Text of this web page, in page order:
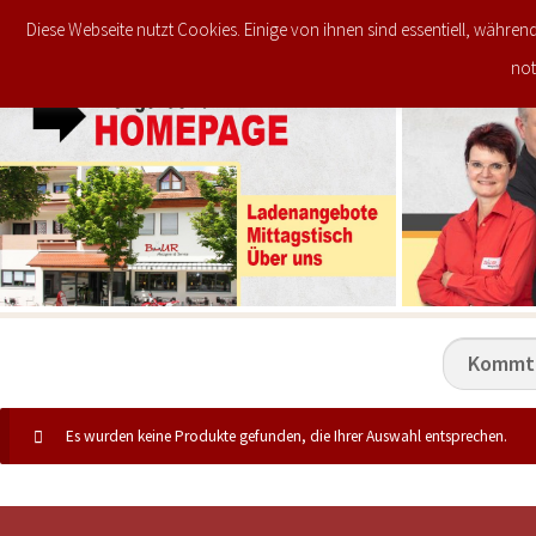
JETZT IM ANGEBOT STARTSEITE
Es wurden keine Produkte gefunden, die Ihrer Auswahl entsprechen.
Diese Webseite nutzt Cookies. Einige von ihnen sind essentiell,